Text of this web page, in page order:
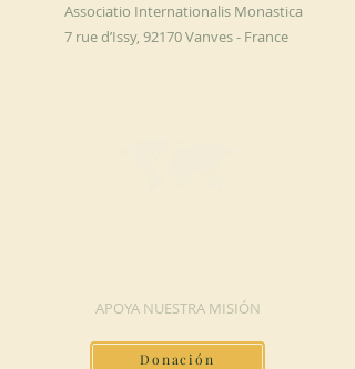
Associatio Internationalis Monastica
7 rue d’Issy, 92170 Vanves - France
APOYA NUESTRA MISIÓN
Donación